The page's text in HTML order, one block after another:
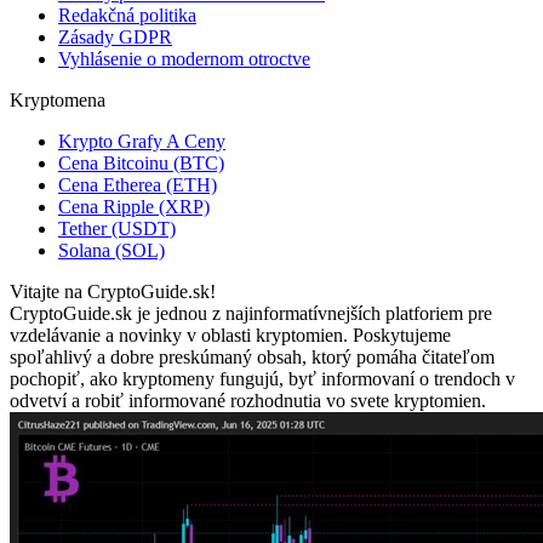
Redakčná politika
Zásady GDPR
Vyhlásenie o modernom otroctve
Kryptomena
Krypto Grafy A Ceny
Cena Bitcoinu (BTC)
Cena Etherea (ETH)
Cena Ripple (XRP)
Tether (USDT)
Solana (SOL)
Vitajte na CryptoGuide.sk!
CryptoGuide.sk je jednou z najinformatívnejších platforiem pre
vzdelávanie a novinky v oblasti kryptomien. Poskytujeme
spoľahlivý a dobre preskúmaný obsah, ktorý pomáha čitateľom
pochopiť, ako kryptomeny fungujú, byť informovaní o trendoch v
odvetví a robiť informované rozhodnutia vo svete kryptomien.